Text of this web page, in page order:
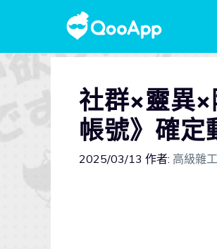
社群×靈異
帳號》確定
2025/03/13 作者: 高級雜